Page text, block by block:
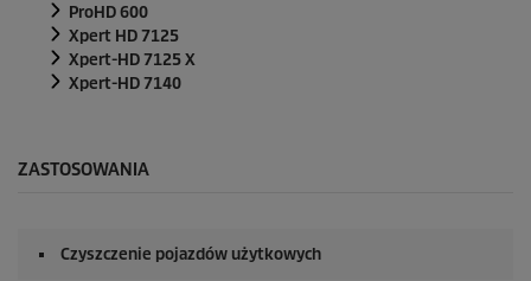
ProHD 600
Xpert HD 7125
Xpert-HD 7125 X
Xpert-HD 7140
ZASTOSOWANIA
Czyszczenie pojazdów użytkowych